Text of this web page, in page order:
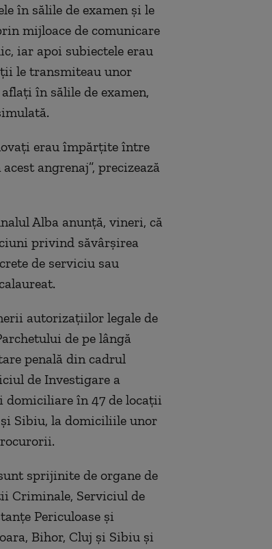
în sălile de examen şi le
mijloace de comunicare
iar apoi subiectele erau
le transmiteau unor
în sălile de examen,
erau împărţite între
angrenaj”, precizează
Alba anunţă, vineri, că
privind săvârşirea
de serviciu sau
autorizaţiilor legale de
de pe lângă
penală din cadrul
de Investigare a
domiciliare în 47 de locaţii
Sibiu, la domiciliile unor
sprijinite de organe de
Criminale, Serviciul de
Periculoase şi
Bihor, Cluj şi Sibiu şi